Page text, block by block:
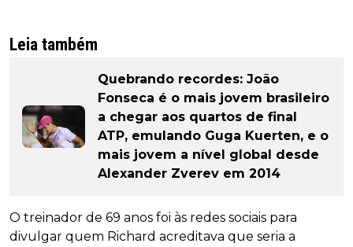
Leia também
Quebrando recordes: João
Fonseca é o mais jovem brasileiro
a chegar aos quartos de final
ATP, emulando Guga Kuerten, e o
mais jovem a nível global desde
Alexander Zverev em 2014
O treinador de 69 anos foi às redes sociais para
divulgar quem Richard acreditava que seria a